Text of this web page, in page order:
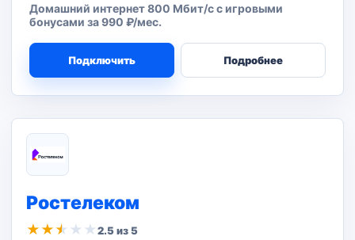
Домашний интернет 800 Мбит/с с игровыми
бонусами за 990 ₽/мес.
Подключить Подробнее
Ростелеком
★ ★ ★ ★ ★2.5 из 5